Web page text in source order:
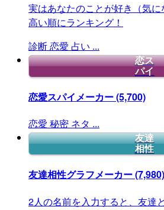
実はあなたのことが好き（気
高い順にランキング！
診断恋愛 占い ...
恋ス
パイ
恋愛スパイメーカー(5,700)
恋愛 秘密 ネタ ...
友達
相性
友達相性グラフメーカー(7,980)
2人の名前を入力すると、友達